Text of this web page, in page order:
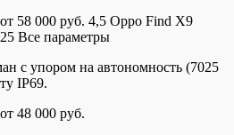
58 000 руб. 4,5 Oppo Find X9
Все параметры
с упором на автономность (7025
IP69.
48 000 руб.